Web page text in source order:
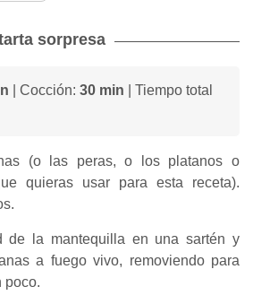
sorpresa
| Cocción: 30 min | Tiempo total
(o las peras, o los platanos o
quieras usar para esta receta).
de la mantequilla en una sartén y
a fuego vivo, removiendo para
poco.